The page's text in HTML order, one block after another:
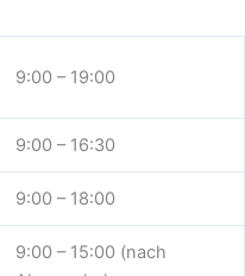
9:00 – 19:00
9:00 – 16:30
9:00 – 18:00
9:00 – 15:00 (nach